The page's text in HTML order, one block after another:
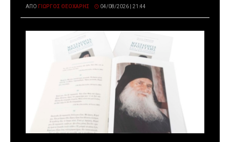
ΑΠΌ ΓΙΏΡΓΟΣ ΘΕΟΧΆΡΗΣ 04/08/2026 | 21:44